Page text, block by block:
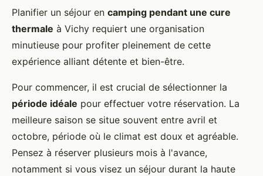
Planifier un séjour en camping pendant une cure
thermale à Vichy requiert une organisation
minutieuse pour profiter pleinement de cette
expérience alliant détente et bien-être.
Pour commencer, il est crucial de sélectionner la
période idéale pour effectuer votre réservation. La
meilleure saison se situe souvent entre avril et
octobre, période où le climat est doux et agréable.
Pensez à réserver plusieurs mois à l'avance,
notamment si vous visez un séjour durant la haute